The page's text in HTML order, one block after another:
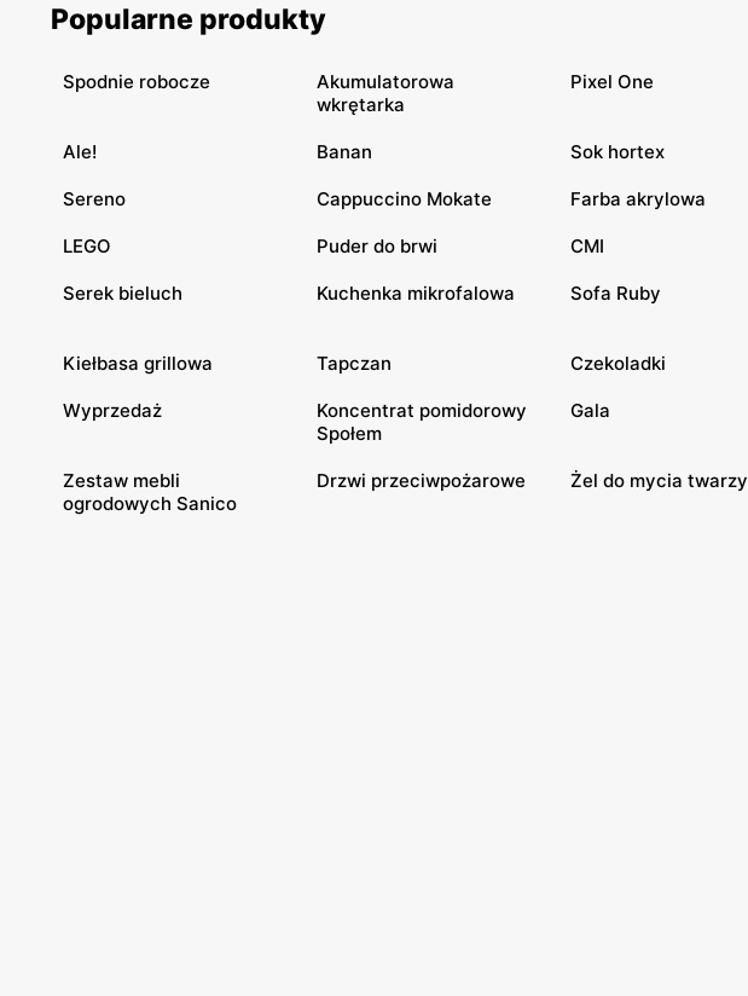
Popularne produkty
Spodnie robocze
Akumulatorowa
wkrętarka
Pixel One
Ale! Banan Sok hortex
Sereno Cappuccino Mokate Farba akrylowa
LEGO Puder do brwi CMI
Serek bieluch Kuchenka mikrofalowa Sofa Ruby
Kiełbasa grillowa Tapczan Czekoladki
Wyprzedaż
Koncentrat pomidorowy
Społem
Gala
Zestaw mebli
ogrodowych Sanico
Drzwi przeciwpożarowe Żel do mycia twarzy